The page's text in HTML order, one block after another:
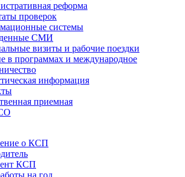
реформа
проверок
системы
СМИ
визиты и рабочие поездки
в программах и международное
информация
приемная
о КСП
КСП
на год